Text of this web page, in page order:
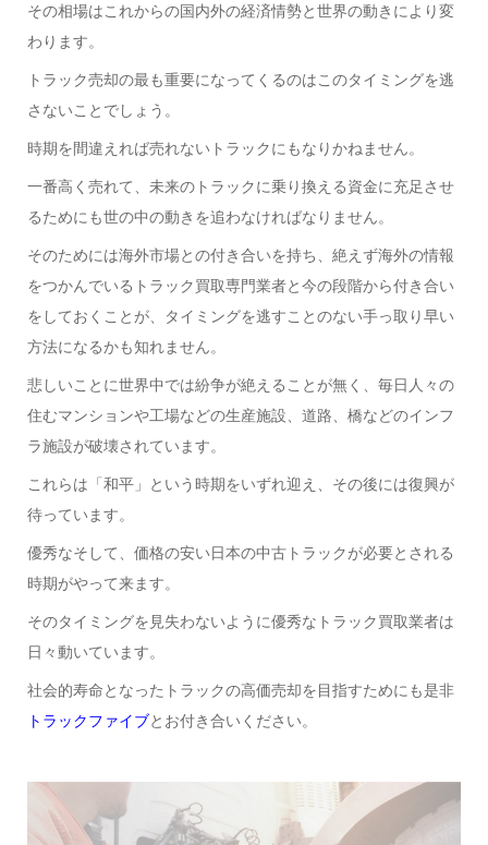
その相場はこれからの国内外の経済情勢と世界の動きにより変
わります。
トラック売却の最も重要になってくるのはこのタイミングを逃
さないことでしょう。
時期を間違えれば売れないトラックにもなりかねません。
一番高く売れて、未来のトラックに乗り換える資金に充足させ
るためにも世の中の動きを追わなければなりません。
そのためには海外市場との付き合いを持ち、絶えず海外の情報
をつかんでいるトラック買取専門業者と今の段階から付き合い
をしておくことが、タイミングを逃すことのない手っ取り早い
方法になるかも知れません。
悲しいことに世界中では紛争が絶えることが無く、毎日人々の
住むマンションや工場などの生産施設、道路、橋などのインフ
ラ施設が破壊されています。
これらは「和平」という時期をいずれ迎え、その後には復興が
待っています。
優秀なそして、価格の安い日本の中古トラックが必要とされる
時期がやって来ます。
そのタイミングを見失わないように優秀なトラック買取業者は
日々動いています。
社会的寿命となったトラックの高価売却を目指すためにも是非
トラックファイブとお付き合いください。